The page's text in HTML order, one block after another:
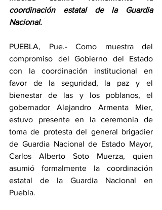
coordinación estatal de la Guardia
Nacional.
PUEBLA, Pue.- Como muestra del
compromiso del Gobierno del Estado
con la coordinación institucional en
favor de la seguridad, la paz y el
bienestar de las y los poblanos, el
gobernador Alejandro Armenta Mier,
estuvo presente en la ceremonia de
toma de protesta del general brigadier
de Guardia Nacional de Estado Mayor,
Carlos Alberto Soto Muerza, quien
asumió formalmente la coordinación
estatal de la Guardia Nacional en
Puebla.